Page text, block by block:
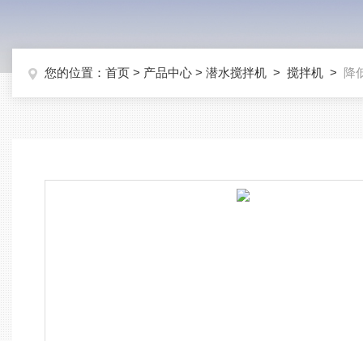
您的位置： 首页 > 产品中心 > 潜水搅拌机 > 搅拌机 > 降